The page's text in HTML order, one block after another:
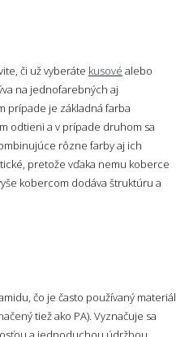
či už vyberáte kusové alebo
na jednofarebných aj
prípade je základná farba
odtieni a v prípade druhom sa
rôzne farby aj ich
pretože vďaka nemu koberce
kobercom dodáva štruktúru a
čo je často používaný materiál
tiež ako PA). Vyznačuje sa